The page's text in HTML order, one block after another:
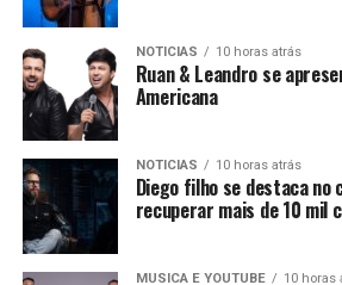
NOTICIAS 10 horas atrás
Ruan & Leandro se
Americana
NOTICIAS 10 horas atrás
Diego filho se destaca no
recuperar mais de 10 mil
MUSICA E YOUTUBE 10 horas